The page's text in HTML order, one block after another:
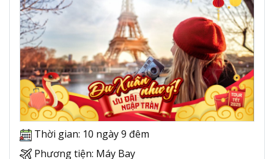
Thời gian: 10 ngày 9 đêm
Phương tiện: Máy Bay